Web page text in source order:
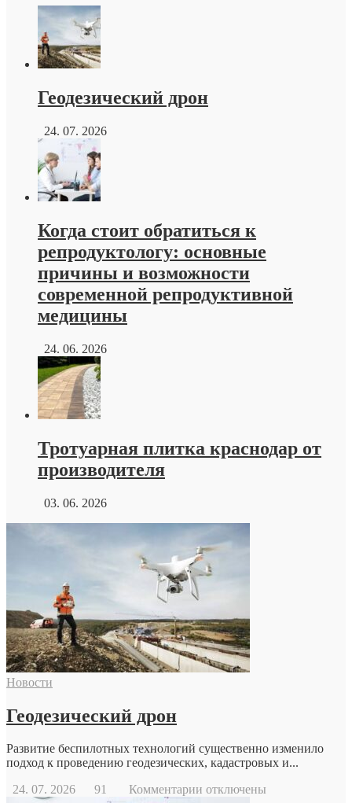
Геодезический дрон
24. 07. 2026
Когда стоит обратиться к
репродуктологу: основные
причины и возможности
современной репродуктивной
медицины
24. 06. 2026
Тротуарная плитка краснодар от
производителя
03. 06. 2026
Новости
Геодезический дрон
Развитие беспилотных технологий существенно изменило
подход к проведению геодезических, кадастровых и...
24. 07. 2026
91 Комментарии котключены